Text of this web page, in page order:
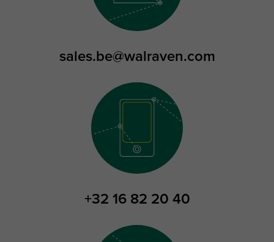
sales.be@walraven.com
+32 16 82 20 40